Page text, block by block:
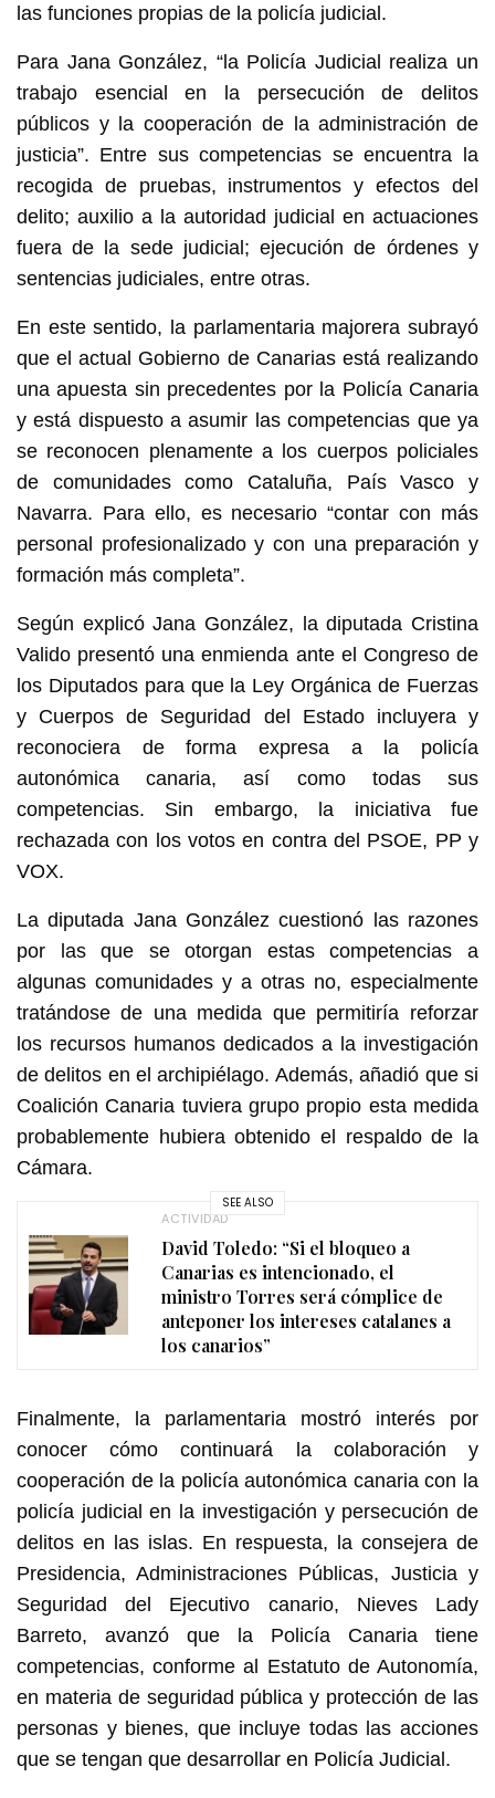
las funciones propias de la policía judicial.
Para Jana González, “la Policía Judicial realiza un
trabajo esencial en la persecución de delitos
públicos y la cooperación de la administración de
justicia”. Entre sus competencias se encuentra la
recogida de pruebas, instrumentos y efectos del
delito; auxilio a la autoridad judicial en actuaciones
fuera de la sede judicial; ejecución de órdenes y
sentencias judiciales, entre otras.
En este sentido, la parlamentaria majorera subrayó
que el actual Gobierno de Canarias está realizando
una apuesta sin precedentes por la Policía Canaria
y está dispuesto a asumir las competencias que ya
se reconocen plenamente a los cuerpos policiales
de comunidades como Cataluña, País Vasco y
Navarra. Para ello, es necesario “contar con más
personal profesionalizado y con una preparación y
formación más completa”.
Según explicó Jana González, la diputada Cristina
Valido presentó una enmienda ante el Congreso de
los Diputados para que la Ley Orgánica de Fuerzas
y Cuerpos de Seguridad del Estado incluyera y
reconociera de forma expresa a la policía
autonómica canaria, así como todas sus
competencias. Sin embargo, la iniciativa fue
rechazada con los votos en contra del PSOE, PP y
VOX.
La diputada Jana González cuestionó las razones
por las que se otorgan estas competencias a
algunas comunidades y a otras no, especialmente
tratándose de una medida que permitiría reforzar
los recursos humanos dedicados a la investigación
de delitos en el archipiélago. Además, añadió que si
Coalición Canaria tuviera grupo propio esta medida
probablemente hubiera obtenido el respaldo de la
Cámara.
SEE ALSO
ACTIVIDAD
David Toledo: “Si el bloqueo a
Canarias es intencionado, el
ministro Torres será cómplice de
anteponer los intereses catalanes a
los canarios”
Finalmente, la parlamentaria mostró interés por
conocer cómo continuará la colaboración y
cooperación de la policía autonómica canaria con la
policía judicial en la investigación y persecución de
delitos en las islas. En respuesta, la consejera de
Presidencia, Administraciones Públicas, Justicia y
Seguridad del Ejecutivo canario, Nieves Lady
Barreto, avanzó que la Policía Canaria tiene
competencias, conforme al Estatuto de Autonomía,
en materia de seguridad pública y protección de las
personas y bienes, que incluye todas las acciones
que se tengan que desarrollar en Policía Judicial.